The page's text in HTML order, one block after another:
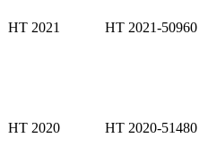
HT 2021 HT 2021-50960
HT 2020 HT 2020-51480